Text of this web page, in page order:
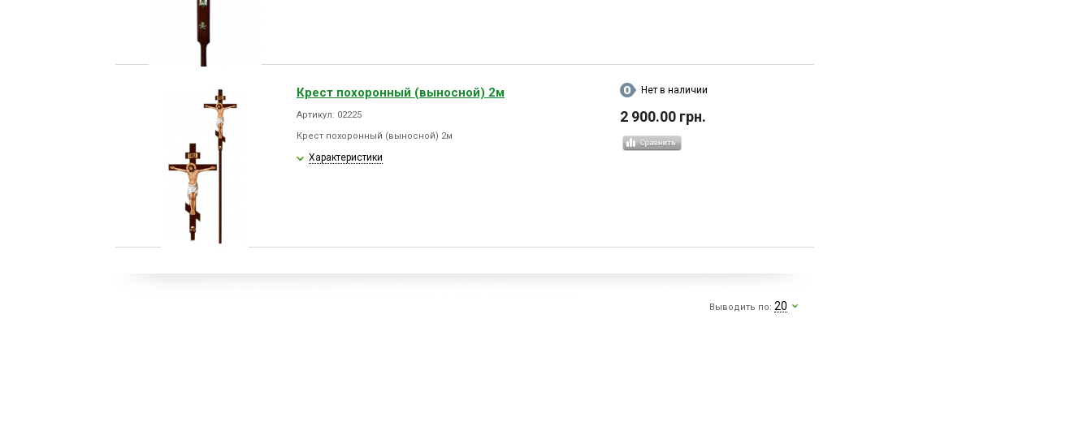
Крест похоронный (выносной) 2м
Артикул: 02225
Крест похоронный (выносной) 2м
Характеристики
Нет в наличии
2 900.00 грн.
Выводить по: 20